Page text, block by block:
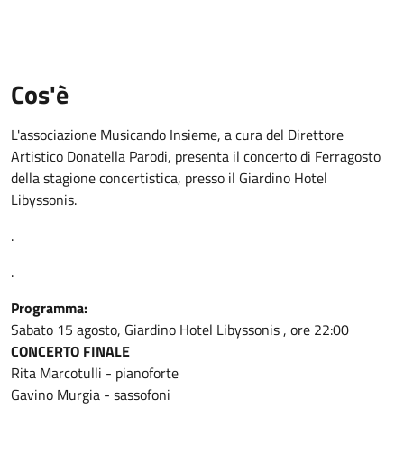
Cos'è
L'associazione Musicando Insieme, a cura del Direttore
Artistico Donatella Parodi, presenta il concerto di Ferragosto
della stagione concertistica, presso il Giardino Hotel
Libyssonis.
.
.
Programma:
Sabato 15 agosto, Giardino Hotel Libyssonis , ore 22:00
CONCERTO FINALE
Rita Marcotulli - pianoforte
Gavino Murgia - sassofoni